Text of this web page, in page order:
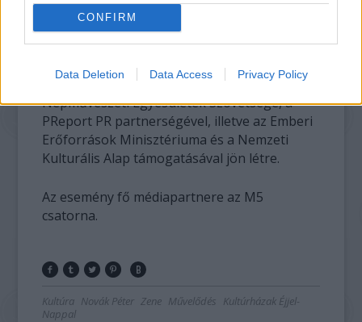
CONFIRM
Data Deletion Data Access Privacy Policy
A Kultúrházak éjjel-nappal a Magyar
Népművelők Egyesülete szervezésében, a
Közösségfejlesztők Egyesülete, a Kulturális
Központok Országos Szövetsége, a Nemzeti
Művelődési Intézet, a Hagyományok Háza, a
Népművészeti Egyesületek Szövetsége, a
PReport PR partnerségével, illetve az Emberi
Erőforrások Minisztériuma és a Nemzeti
Kulturális Alap támogatásával jön létre.
Az esemény fő médiapartnere az M5
csatorna.
Kultúra Novák Péter Zene Művelődés Kultúrházak Éjjel-
Nappal